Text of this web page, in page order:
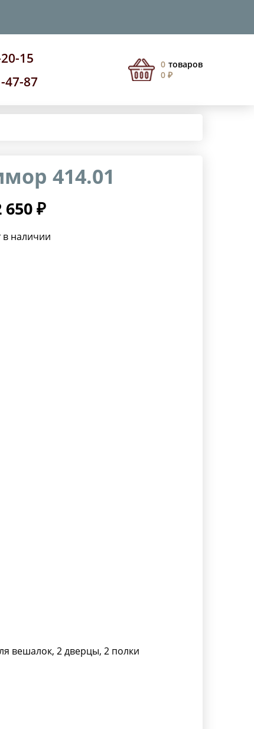
15
47-87
0 товаров
0 ₽
414.01
650 ₽
в наличии
вешалок, 2 дверцы, 2 полки